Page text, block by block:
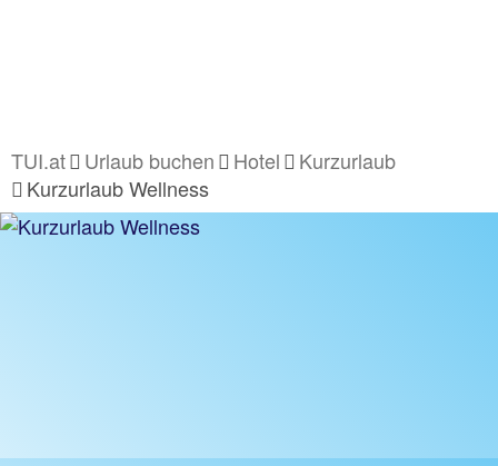
TUI.at Urlaub buchen Hotel
Kurzurlaub
Kurzurlaub Wellness